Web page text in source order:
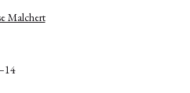
Malchert